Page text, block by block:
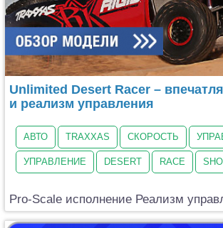
Unlimited Desert Racer –
и реализм управления
АВТО TRAXXAS СКОРОСТЬ
УПРАВЛЕНИЕ DESERT RACE
Pro-Scale исполнение Реализм